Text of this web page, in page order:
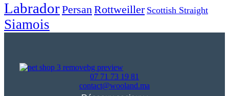
LabradorPersan Rottweiller Scottish Straight
Siamois
07 71 73 19 81
contact@wooland.ma